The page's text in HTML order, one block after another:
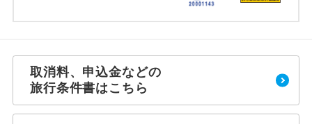
取消料、申込金などの
旅行条件書はこちら